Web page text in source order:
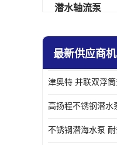
潜水轴流泵
螺旋离心泵
控制柜
最新供应商机